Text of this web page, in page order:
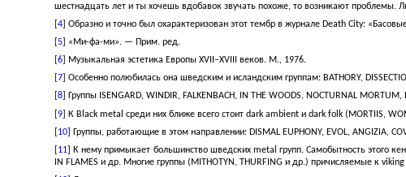
шестнадцать лет и ты хочешь вдобавок звучать похоже, то возникают
[4 ] Образно и точно был охарактеризован этот тембр в журнале Death City:
[5 ] «Ми-фа-ми». — Прим. ред.
[6 ] Музыкальная эстетика Европы XVII–XVIII веков. М., 1976.
7 ] Особенно полюбилась она шведским и исландским группам: BATHORY,
[8 ] Группы ISENGARD, WINDIR, FALKENBACH, IN THE WOODS, NOCTURNAL MORTUM,
[9 ] К Black metal среди них ближе всего стоит dark ambient и dark folk (MORTIIS,
10 ] Группы, работающие в этом направлении: DISMAL EUPHONY, EVOL, ANGIZIA,
11 ] К нему примыкает большинство шведских metal групп. Самобытность этого
IN FLAMES и др. Многие группы (MITHOTYN, THURFING и др.) причисляемые к